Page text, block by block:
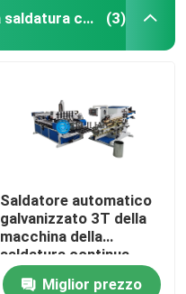
macchina automatica della saldatura continua (3)
Saldatore automatico
galvanizzato 3T della
macchina della
saldatura continua
della lamiera di acciaio
Miglior prezzo